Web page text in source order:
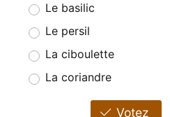
Le basilic
Le persil
La ciboulette
La coriandre
Votez